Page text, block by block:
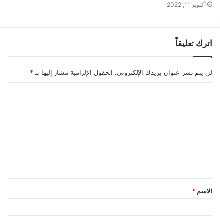
أكتوبر 11, 2022
اترك تعليقاً
لن يتم نشر عنوان بريدك الإلكتروني. الحقول الإلزامية مشار إليها بـ*
الاسم *